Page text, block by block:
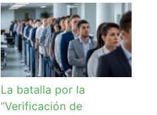
La batalla por la
“Verificación de